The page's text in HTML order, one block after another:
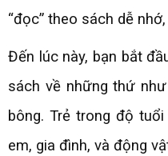
“đọc” theo sách dễ
Đến lúc này, bạn bắt
sách về những thứ
bông. Trẻ trong độ
em, gia đình, và động